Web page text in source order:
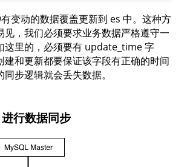
变动的数据覆盖更新到 es 中。这种方
见，我们必须要求业务数据严格遵守一
这里的，必须要有 update_time 字
建和更新都要保证该字段有正确的时间
步逻辑就会丢失数据。
行数据同步